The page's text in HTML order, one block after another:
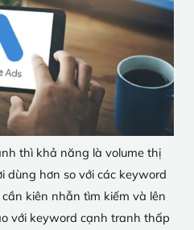
thì khả năng là volume thị
dùng hơn so với các keyword
kiên nhẫn tìm kiếm và lên
với keyword cạnh tranh thấp